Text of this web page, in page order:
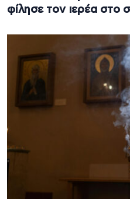
φίλησε τον ιερέα στο